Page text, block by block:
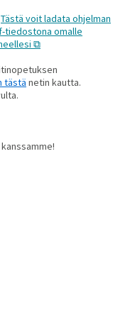
Tästä voit ladata ohjelman
tiedostona omalle
tästä netin kautta.